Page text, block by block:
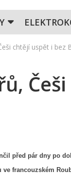
chtějí uspět i bez
před pár dny po
francouzském